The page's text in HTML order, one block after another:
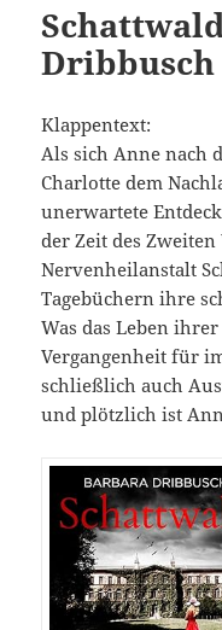
Dribbusch
Klappentext:
Als sich Anne nach
Charlotte dem
unerwartete
der Zeit des
Nervenheilanstalt
Tagebüchern ihre
Was das Leben
Vergangenheit für
schließlich auch
und plötzlich ist